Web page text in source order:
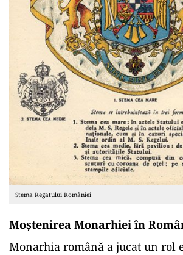
Stema Regatului României
Moștenirea Monarhiei în
Monarhia română a jucat un rol